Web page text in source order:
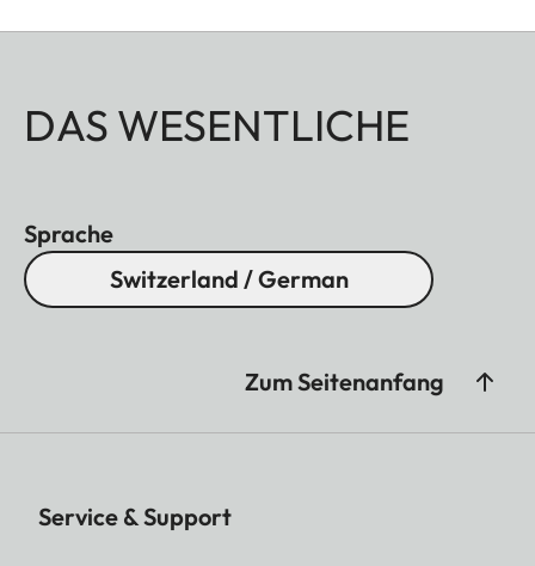
DAS WESENTLICHE
Sprache
Switzerland / German
Zum Seitenanfang
Service & Support